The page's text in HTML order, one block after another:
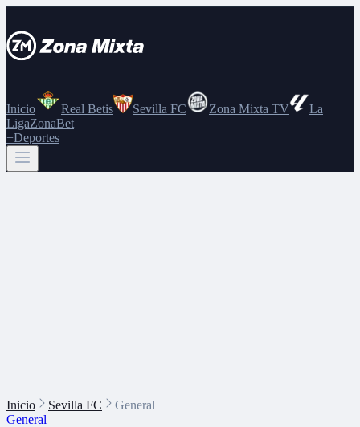
Inicio Real Betis Sevilla FC Zona Mixta TV
La
LigaZonaBet
+Deportes
Inicio Sevilla FC
General
General